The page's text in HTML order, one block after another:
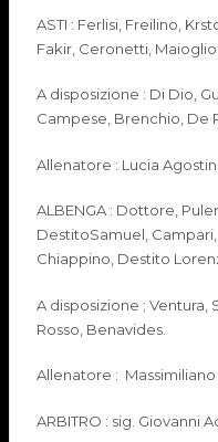
ASTI : Ferlisi Freilino
Fakir Ceronetti, Maioglio
A disposizione : Di Dio,
Campese, Brenchio, De
Allenatore : Lucia
ALBENGA : Dottore,
DestitoSamuel, Campari,
Chiappino, Destito
A disposizione ; Ventura,
Rosso, Benavides
Allenatore :
ARBITRO : sig. Giovanni